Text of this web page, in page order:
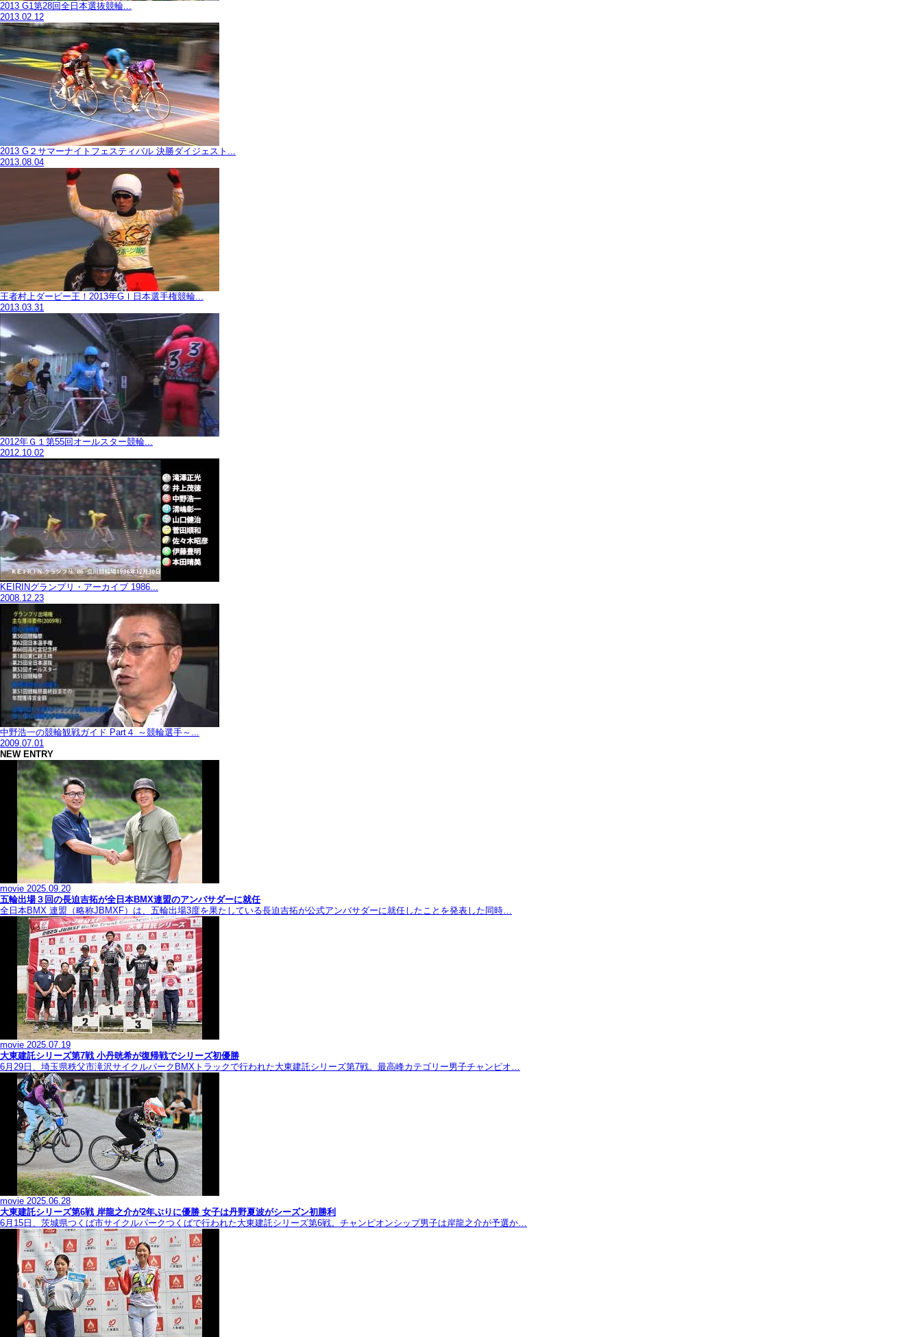
2013 G1第28回全日本選抜競輪...
2013.02.12
2013 G２サマーナイトフェスティバル 決勝ダイジェスト...
2013.08.04
王者村上ダービー王！2013年GⅠ日本選手権競輪...
2013.03.31
2012年Ｇ１第55回オールスター競輪...
2012.10.02
KEIRINグランプリ・アーカイブ 1986...
2008.12.23
中野浩一の競輪観戦ガイド Part４ ～競輪選手～...
2009.07.01
NEW ENTRY
movie 2025.09.20
五輪出場３回の長迫吉拓が全日本BMX連盟のアンバサダーに就任
全日本BMX 連盟（略称JBMXF）は、五輪出場3度を果たしている長迫吉拓が公式アンバサダーに就任したことを発表した同時…
movie 2025.07.19
大東建託シリーズ第7戦 ⼩丹晄希が復帰戦でシリーズ初優勝
6月29日、埼玉県秩父市滝沢サイクルパークBMXトラックで行われた大東建託シリーズ第7戦。最高峰カテゴリー男子チャンピオ…
movie 2025.06.28
大東建託シリーズ第6戦 岸龍之介が2年ぶりに優勝 女子は丹野夏波がシーズン初勝利
6月15日、茨城県つくば市サイクルパークつくばで行われた大東建託シリーズ第6戦。チャンピオンシップ男子は岸龍之介が予選か…